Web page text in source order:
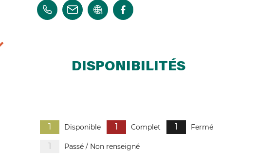
DISPONIBILITÉS
1 Disponible 1 Complet 1 Fermé
1 Passé / Non renseigné